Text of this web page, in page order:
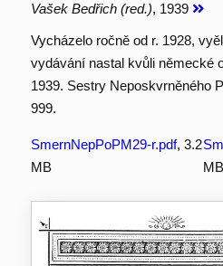
Vašek Bedřich (red.), 1939
Vycházelo ročně od r. 1928,
vydávání nastal kvůli německé
1939. Sestry Neposkvrněného
999.
SmernNepPoPM29-r.pdf, 3.2
MB
MB